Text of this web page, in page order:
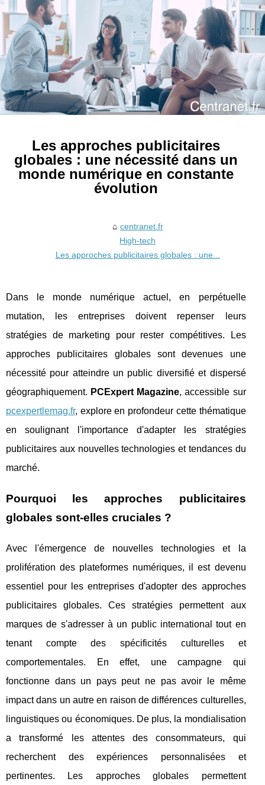
Les approches publicitaires
globales : une nécessité dans un
monde numérique en constante
évolution
centranet.fr
High-tech
Les approches publicitaires globales : une...
Dans le monde numérique actuel, en perpétuelle
mutation, les entreprises doivent repenser leurs
stratégies de marketing pour rester compétitives. Les
approches publicitaires globales sont devenues une
nécessité pour atteindre un public diversifié et dispersé
géographiquement. PCExpert Magazine, accessible sur
pcexpertlemag.fr, explore en profondeur cette thématique
en soulignant l'importance d'adapter les stratégies
publicitaires aux nouvelles technologies et tendances du
marché.
Pourquoi les approches publicitaires
globales sont-elles cruciales ?
Avec l'émergence de nouvelles technologies et la
prolifération des plateformes numériques, il est devenu
essentiel pour les entreprises d'adopter des approches
publicitaires globales. Ces stratégies permettent aux
marques de s'adresser à un public international tout en
tenant compte des spécificités culturelles et
comportementales. En effet, une campagne qui
fonctionne dans un pays peut ne pas avoir le même
impact dans un autre en raison de différences culturelles,
linguistiques ou économiques. De plus, la mondialisation
a transformé les attentes des consommateurs, qui
recherchent des expériences personnalisées et
pertinentes. Les approches globales permettent